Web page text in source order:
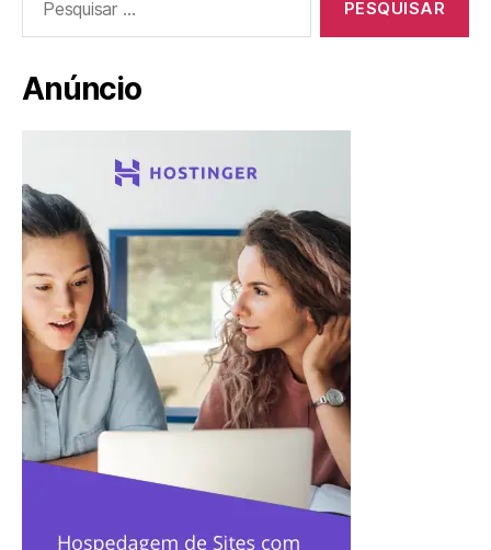
por:
Anúncio